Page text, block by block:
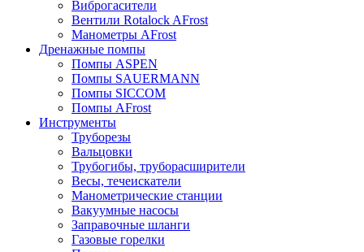
Виброгасители
Вентили Rotalock AFrost
Манометры AFrost
Дренажные помпы
Помпы ASPEN
Помпы SAUERMANN
Помпы SICCOM
Помпы AFrost
Инструменты
Труборезы
Вальцовки
Трубогибы, труборасширители
Весы, течеискатели
Манометрические станции
Вакуумные насосы
Заправочные шланги
Газовые горелки